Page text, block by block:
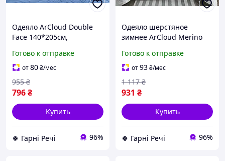
Одеяло ArCloud Double
Face 140*205см,
Готово к отправке
от80₴/мес
796₴
955 ₴
Купить
🍀 Гарні Речі 96%
Одеяло шерстяное
зимнее ArCloud Merino
4734_merino_white
Готово к отправке
от93₴/мес
931 ₴
1 117 ₴
Купить
🍀 Гарні Речі 96%